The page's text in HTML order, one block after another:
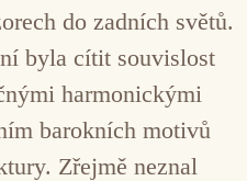
do zadních světů.
byla cítit souvislost
harmonickými
barokních motivů
Zřejmě neznal